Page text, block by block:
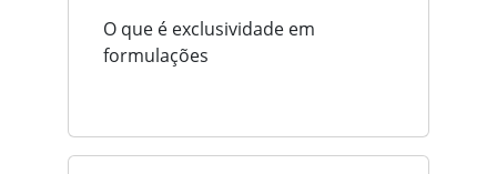
O que é exclusividade em
formulações